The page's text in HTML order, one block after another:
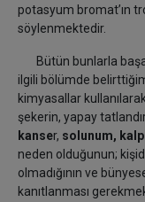
potasyum bromat’ın
söylenmektedir.
Bütün bunlarla başa
ilgili bölümde
kimyasallar
şekerin, yapay
kanser, solunum,
neden olduğunun;
olmadığının ve
kanıtlanması